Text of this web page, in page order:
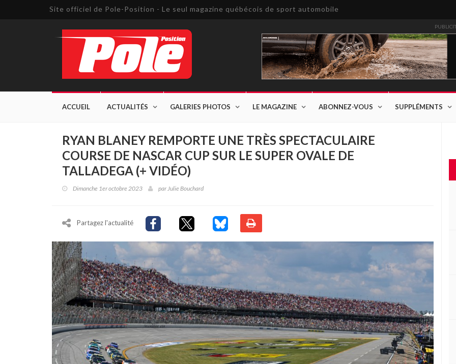
Site officiel de Pole-Position - Le seul magazine québécois de sport automobile
ACCUEIL ACTUALITÉS GALERIES PHOTOS LE MAGAZINE ABONNEZ-VOUS SUPPLÉMENTS
RYAN BLANEY REMPORTE UNE TRÈS SPECTACULAIRE
COURSE DE NASCAR CUP SUR LE SUPER OVALE DE
TALLADEGA (+ VIDÉO)
Dimanche 1er octobre 2023 parJulie Bouchard
Partagez l'actualité